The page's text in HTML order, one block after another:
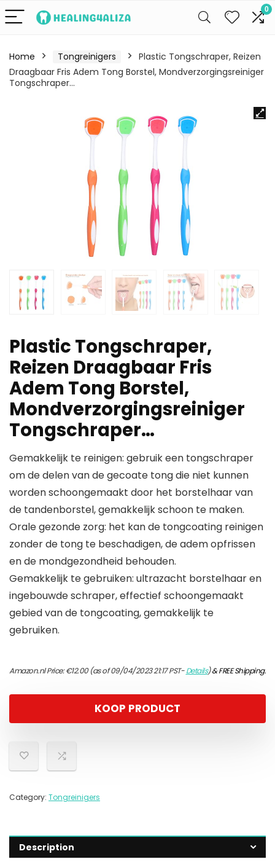
0
Home Tongreinigers
Plastic Tongschraper, Reizen
Draagbaar Fris Adem Tong Borstel, Mondverzorgingsreiniger
Tongschraper…
Plastic Tongschraper,
Reizen Draagbaar Fris
Adem Tong Borstel,
Mondverzorgingsreiniger
Tongschraper…
Gemakkelijk te reinigen: gebruik een tongschraper
om de delen van de gecoate tong die niet kunnen
worden schoongemaakt door het borstelhaar van
de tandenborstel, gemakkelijk schoon te maken.
Orale gezonde zorg: het kan de tongcoating reinigen
zonder de tong te beschadigen, de adem opfrissen
en de mondgezondheid behouden.
Gemakkelijk te gebruiken: ultrazacht borstelhaar en
ingebouwde schraper, effectief schoongemaakt
gebied van de tongcoating, gemakkelijk te
gebruiken.
Amazon.nl Price:€12.00(as of 09/04/2023 21:17 PST-Details)&FREE Shipping.
KOOP PRODUCT
Category: Tongreinigers
Description